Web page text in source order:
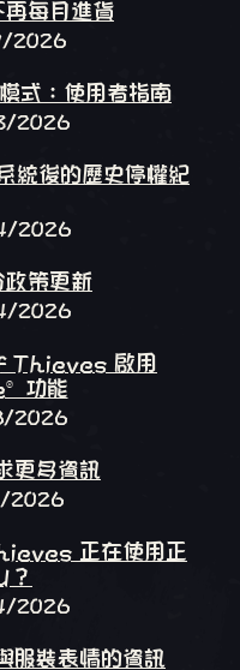
每月進貨
2026
式：使用者指南
2026
統後的歷史停權紀
2026
策更新
2026
Thieves 啟用
功能
2026
更多資訊
2026
正在使用正
？
2026
服裝表情的資訊